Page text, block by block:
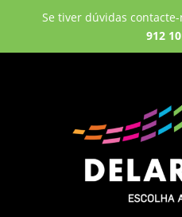
Se tiver dúvidas
912